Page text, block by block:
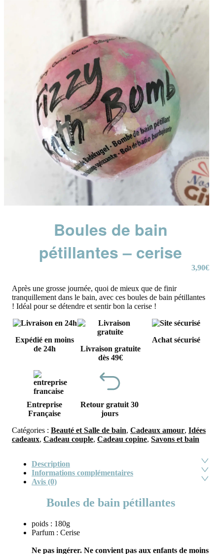
Boules de bain
pétillantes – cerise
3,90€
Après une grosse journée, quoi de mieux que de finir
tranquillement dans le bain, avec ces boules de bain pétillantes
! Idéal pour se détendre et sentir bon la cerise !
Expédié en moins
de 24h
Livraison gratuite
dès 49€
Achat sécurisé
Entreprise
Française
Retour gratuit 30
jours
Catégories : Beauté et Salle de bain, Cadeaux amour, Idées
cadeaux, Cadeau couple, Cadeau copine, Savons et bain
Description
Informations complémentaires
Avis (0)
Boules de bain pétillantes
poids : 180g
Parfum : Cerise
Ne pas ingérer. Ne convient pas aux enfants de moins